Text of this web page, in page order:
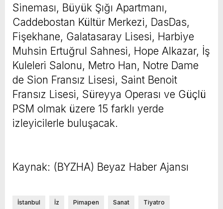
Sineması, Büyük Şığı Apartmanı,
Caddebostan Kültür Merkezi, DasDas,
Fişekhane, Galatasaray Lisesi, Harbiye
Muhsin Ertuğrul Sahnesi, Hope Alkazar, İş
Kuleleri Salonu, Metro Han, Notre Dame
de Sion Fransız Lisesi, Saint Benoit
Fransız Lisesi, Süreyya Operası ve Güçlü
PSM olmak üzere 15 farklı yerde
izleyicilerle buluşacak.
Kaynak: (BYZHA) Beyaz Haber Ajansı
İstanbul İz Pimapen Sanat Tiyatro